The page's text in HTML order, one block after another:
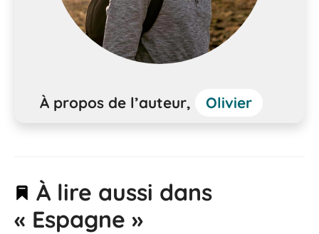
À propos de l’auteur, Olivier
À lire aussi dans
« Espagne »